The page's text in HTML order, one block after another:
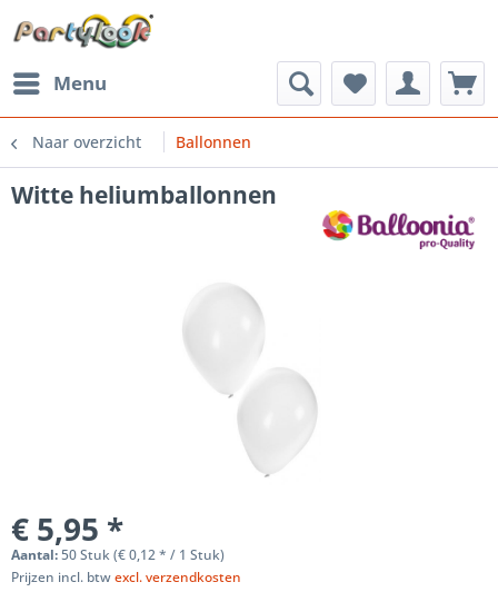
Menu
Naar overzicht Ballonnen
Witte heliumballonnen
€ 5,95 *
Aantal:50 Stuk (€ 0,12 * / 1 Stuk)
Prijzen incl. btwexcl. verzendkosten